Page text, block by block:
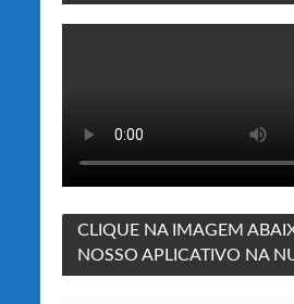
CLIQUE NA IMAGEM
NOSSO APLICATIVO NA